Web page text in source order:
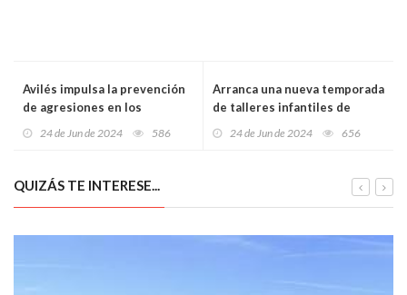
Avilés impulsa la prevención
de agresiones en los
24 de Jun de 2024 586
Arranca una nueva temporada
de talleres infantiles de
24 de Jun de 2024 656
QUIZÁS TE INTERESE...